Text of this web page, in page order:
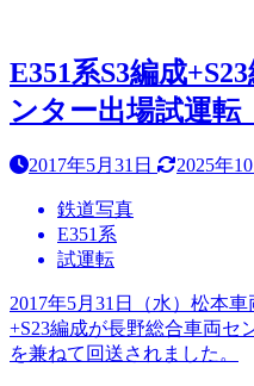
E351系S3編成
ンター出場試運転
2017年5月31日 2025年
鉄道写真
E351系
試運転
2017年5月31日（水）松本
+S23編成が長野総合車両セ
を兼ねて回送されました。